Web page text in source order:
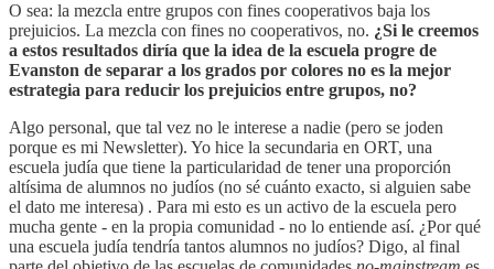
O sea: la mezcla entre grupos con fines cooperativos baja los
prejuicios. La mezcla con fines no cooperativos, no. ¿Si le creemos
a estos resultados diría que la idea de la escuela progre de
Evanston de separar a los grados por colores no es la mejor
estrategia para reducir los prejuicios entre grupos, no?
Algo personal, que tal vez no le interese a nadie (pero se joden
porque es mi Newsletter). Yo hice la secundaria en ORT, una
escuela judía que tiene la particularidad de tener una proporción
altísima de alumnos no judíos (no sé cuánto exacto, si alguien sabe
el dato me interesa) . Para mi esto es un activo de la escuela pero
mucha gente - en la propia comunidad - no lo entiende así. ¿Por qué
una escuela judía tendría tantos alumnos no judíos? Digo, al final